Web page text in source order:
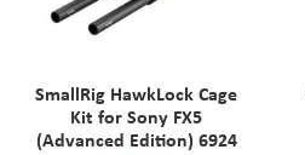
SmallRig HawkLock Cage
Kit for Sony FX5
(Advanced Edition) 6924